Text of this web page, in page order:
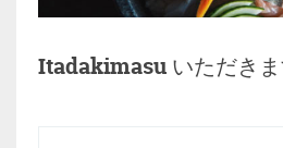
Itadakimasu いただき